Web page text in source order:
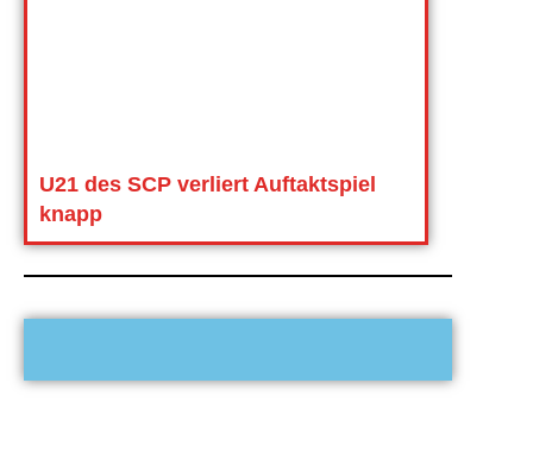
U21 des SCP verliert Auftaktspiel
knapp